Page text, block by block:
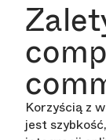
Korzyścią z
jest